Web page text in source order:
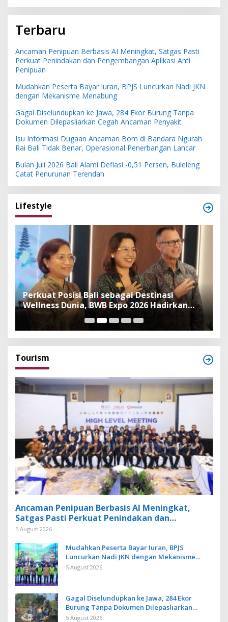
Terbaru
Ancaman Penipuan Berbasis AI Meningkat, Satgas Pasti
Perkuat Penindakan dan Pengembangan Aplikasi Anti
Penipuan
Mudahkan Peserta Bayar Iuran, BPJS Luncurkan Nadi JKN
dengan Mekanisme Menabung
Gagal Diselundupkan ke Jawa, 284 Ekor Burung Tanpa
Dokumen Dilepasliarkan Cegah Ancaman Penyakit
Isu Informasi Dugaan Ancaman Bom di Bandara Ngurah
Rai Bali Tidak Benar, Operasional Penerbangan Lancar
Bulan Juli 2026 Bali Alami Deflasi -0,51 Persen, Buleleng
Catat Penurunan Terendah
Lifestyle
Perkuat Posisi Bali sebagai Destinasi
Wellness Dunia, BWB Expo 2026 Hadirkan
Exhibitor Nasional dan Global
Tourism
Ancaman Penipuan Berbasis AI Meningkat,
Satgas Pasti Perkuat Penindakan dan
Pengembangan Aplikasi Anti Penipuan
5 August 2026
Mudahkan Peserta Bayar Iuran, BPJS
Luncurkan Nadi JKN dengan Mekanisme
Menabung
5 August 2026
Gagal Diselundupkan ke Jawa, 284 Ekor
Burung Tanpa Dokumen Dilepasliarkan
Cegah Ancaman Penyakit
5 August 2026